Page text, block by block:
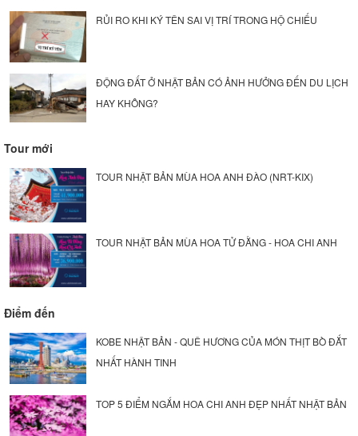
RỦI RO KHI KÝ TÊN SAI VỊ TRÍ TRONG HỘ CHIẾU
ĐỘNG ĐẤT Ở NHẬT BẢN CÓ ẢNH HƯỞNG ĐẾN DU LỊCH
HAY KHÔNG?
Tour mới
TOUR NHẬT BẢN MÙA HOA ANH ĐÀO (NRT-KIX)
TOUR NHẬT BẢN MÙA HOA TỬ ĐẰNG - HOA CHI ANH
Điểm đến
KOBE NHẬT BẢN - QUÊ HƯƠNG CỦA MÓN THỊT BÒ ĐẮT
NHẤT HÀNH TINH
TOP 5 ĐIỂM NGẮM HOA CHI ANH ĐẸP NHẤT NHẬT BẢN